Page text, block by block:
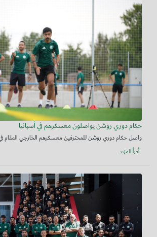
حكام دوري روشن يواصلون معسكرهم في أسبانيا
واصل حكام دوري روشن للمحترفين معسكرهم الخارجي المقام في
أقرأ المزيد